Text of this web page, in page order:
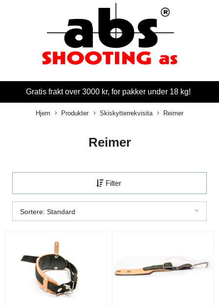
Gratis frakt over 3000 kr, for pakker under 18 kg!
Hjem Produkter Skiskytterrekvisita Reimer
Reimer
Filter
Sortere: Standard